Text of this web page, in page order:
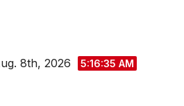
8th, 2026
5:16:35 AM